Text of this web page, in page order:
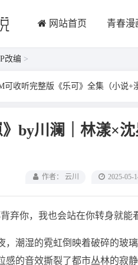
网站首页 青春漫
改编 >
可收听完整版《乐可》全集（小说
》by川澜｜林漾×
作者： 云川 2025-05-
弃你，我也会站在你转身就
，潮湿的霓虹倒映着破碎的玻
感的音效撕裂了都市丛林的寂